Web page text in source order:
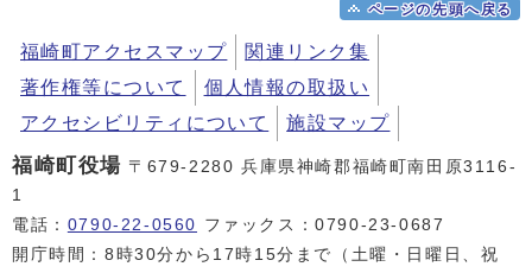
ページの先頭へ戻る
福崎町アクセスマップ
関連リンク集
著作権等について
個人情報の取扱い
アクセシビリティについて
施設マップ
福崎町役場 〒679-2280 兵庫県神崎郡福崎町南田原3116-
1
電話： 0790-22-0560 ファックス：0790-23-0687
開庁時間：8時30分から17時15分まで（土曜・日曜日、祝